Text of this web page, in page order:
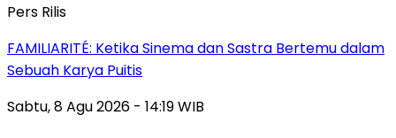
Pers Rilis
FAMILIARITÉ: Ketika Sinema dan Sastra Bertemu dalam
Sebuah Karya Puitis
Sabtu, 8 Agu 2026 - 14:19 WIB